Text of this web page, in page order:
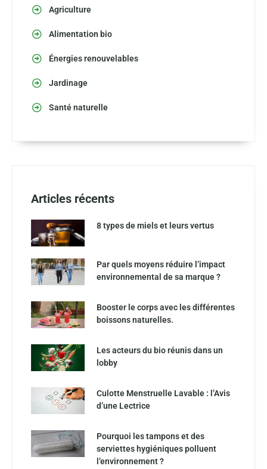
Agriculture
Alimentation bio
Énergies renouvelables
Jardinage
Santé naturelle
Articles récents
8 types de miels et leurs vertus
Par quels moyens réduire l’impact
environnemental de sa marque ?
Booster le corps avec les différentes
boissons naturelles.
Les acteurs du bio réunis dans un
lobby
Culotte Menstruelle Lavable : l’Avis
d’une Lectrice
Pourquoi les tampons et des
serviettes hygiéniques polluent
l’environnement ?